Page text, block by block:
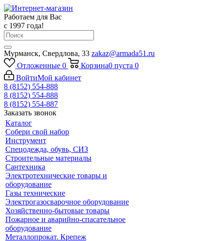
Работаем для Вас
с 1997 года!
Мурманск, Свердлова, 33 zakaz@armada51.ru
Отложенные 0 Корзина0 пуста 0
ВойтиМой кабинет
8 (8152) 554-888
8 (8152) 554-888
8 (8152) 554-887
Заказать звонок
Каталог
Собери свой набор
Инструмент
Спецодежда, обувь, СИЗ
Строительные материалы
Сантехника
Электротехнические товары и
оборудование
Газы технические
Электрогазосварочное оборудование
Хозяйственно-бытовые товары
Пожарное и аварийно-спасательное
оборудование
Металлопрокат. Крепеж